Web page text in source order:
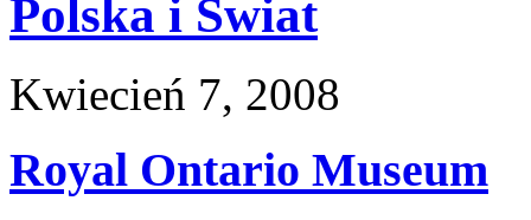
Polska i Świat
Kwiecień 7, 2008
Royal Ontario Museum